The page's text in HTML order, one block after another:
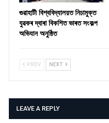
গুৱাহাটী বিশ্ববিদ্যালয়ত নিচামুক্ত
যুৱকৰ দ্বাৰা বিকশিত ভাৰত সংকল্প
অভিযান অনুষ্ঠিত
PREV NEXT
LEAVE A REPLY